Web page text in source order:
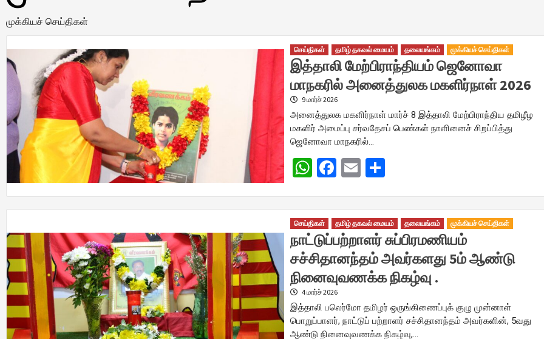
முக்கியச் செய்திகள்
செய்திகள் தமிழ் தகவல் மையம் தலையங்கம் முக்கியச் செய்திகள்
இத்தாலி மேற்பிராந்தியம் ஜெனோவா
மாநகரில் அனைத்துலக மகளிர்நாள் 2026
9 மார்ச் 2026
அனைத்துலக மகளிர்நாள் மார்ச் 8 இத்தாலி மேற்பிராந்திய தமிழீழ
மகளிர் அமைப்பு சர்வதேசப் பெண்கள் நாளினைச் சிறப்பித்து
ஜெனோவா மாநகரில்…
WhatsApp
Facebook
Email
செய்திகள் தமிழ் தகவல் மையம் தலையங்கம் முக்கியச் செய்திகள்
நாட்டுப்பற்றாளர் சுப்பிரமணியம்
சச்சிதானந்தம் அவர்களது 5ம் ஆண்டு
நினைவுவணக்க நிகழ்வு .
4 மார்ச் 2026
இத்தாலி பலெர்மோ தமிழர் ஒருங்கிணைப்புக் குழு முன்னாள்
பொறுப்பாளர், நாட்டுப் பற்றாளர் சச்சிதானந்தம் அவர்களின், 5வது
ஆண்டு நினைவுவணக்க நிகழ்வு,…